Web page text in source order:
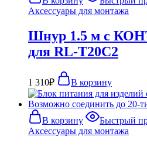
Аксессуары для монтажа
Шнур 1.5 м с
для RL-T20C2
1 310₽ В корзину
В корзину Быстрый
Аксессуары для монтажа